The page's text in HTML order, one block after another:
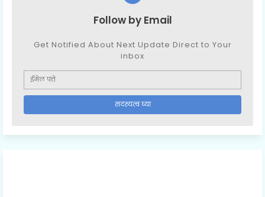
Follow by Email
Get Notified About Next Update Direct to Your
inbox